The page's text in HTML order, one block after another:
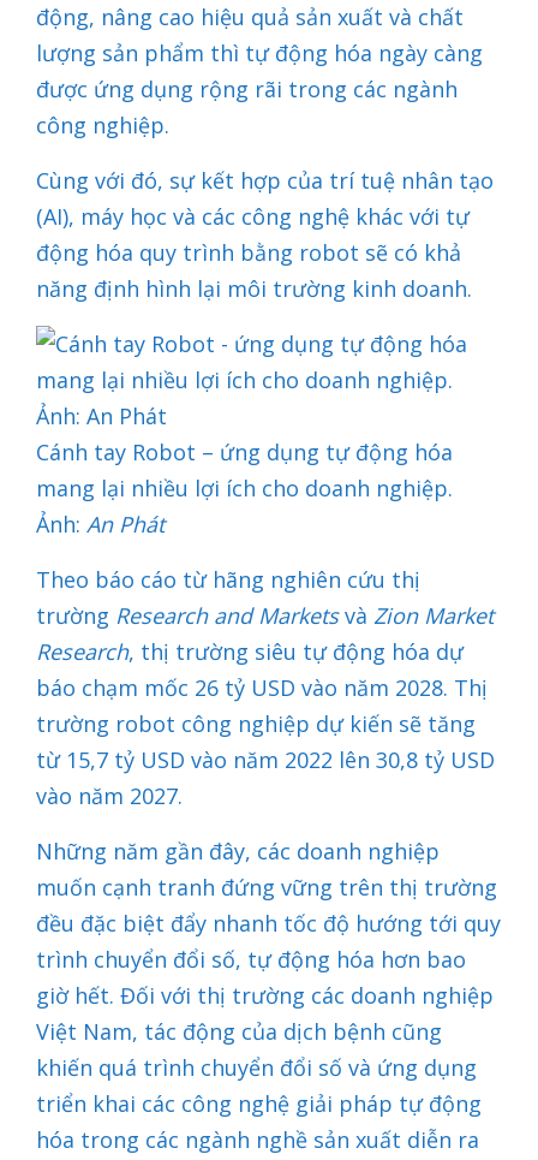
động, nâng cao hiệu quả sản xuất và chất
lượng sản phẩm thì tự động hóa ngày càng
được ứng dụng rộng rãi trong các ngành
công nghiệp.
Cùng với đó, sự kết hợp của trí tuệ nhân tạo
(AI), máy học và các công nghệ khác với tự
động hóa quy trình bằng robot sẽ có khả
năng định hình lại môi trường kinh doanh.
Cánh tay Robot – ứng dụng tự động hóa
mang lại nhiều lợi ích cho doanh nghiệp.
Ảnh: An Phát
Theo báo cáo từ hãng nghiên cứu thị
trường Research and Marketsvà Zion Market
Research, thị trường siêu tự động hóa dự
báo chạm mốc 26 tỷ USD vào năm 2028. Thị
trường robot công nghiệp dự kiến sẽ tăng
từ 15,7 tỷ USD vào năm 2022 lên 30,8 tỷ USD
vào năm 2027.
Những năm gần đây, các doanh nghiệp
muốn cạnh tranh đứng vững trên thị trường
đều đặc biệt đẩy nhanh tốc độ hướng tới quy
trình chuyển đổi số, tự động hóa hơn bao
giờ hết. Đối với thị trường các doanh nghiệp
Việt Nam, tác động của dịch bệnh cũng
khiến quá trình chuyển đổi số và ứng dụng
triển khai các công nghệ giải pháp tự động
hóa trong các ngành nghề sản xuất diễn ra